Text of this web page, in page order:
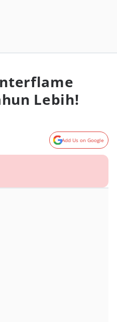
Lebih!
Add Us on Google